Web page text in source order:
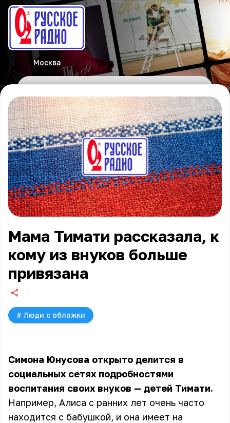
Москва
Мама Тимати рассказала, к
кому из внуков больше
привязана
# Люди с обложки
Симона Юнусова открыто делится в
социальных сетях подробностями
воспитания своих внуков — детей Тимати.
Например, Алиса с ранних лет очень часто
находится с бабушкой, и она имеет на